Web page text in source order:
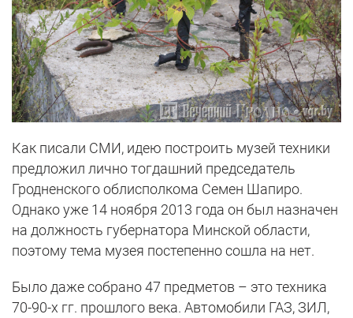
Как писали СМИ, идею построить музей техники
предложил лично тогдашний председатель
Гродненского облисполкома Семен Шапиро.
Однако уже 14 ноября 2013 года он был назначен
на должность губернатора Минской области,
поэтому тема музея постепенно сошла на нет.
Было даже собрано 47 предметов – это техника
70-90-х гг. прошлого века. Автомобили ГАЗ, ЗИЛ,